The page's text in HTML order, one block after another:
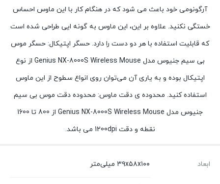
آرگونومی خود باعث می شود که در هنگام کار با این ماوس احساس
خستگی نکنید. علاوه بر این، این ماوس به گونه ایی طراحی شده است
که قابلیت استفاده با هر دو دست را دارد. حسگر اپتیکال: حسگر موس
بی سیم جنیوس مدل Genius NX-8000S Wireless Mouse از نوع
اپتیکال بوده و به یاری آن می‌توان روی انواع سطوح از این ماوس
استفاده کنید. محدوده ی دقت ماوس: محدوده دقت موس بی سیم
جنیوس مدل Genius NX-8000S Wireless Mouse از 800 تا 1600
نقطه و دقت 1200dpi می باشد.
ابعاد ۳۹x۵۸x۱۰۰ میلی‌متر